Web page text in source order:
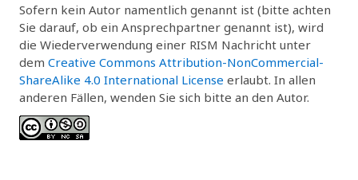
Sofern kein Autor namentlich genannt ist (bitte achten
Sie darauf, ob ein Ansprechpartner genannt ist), wird
die Wiederverwendung einer RISM Nachricht unter
dem Creative Commons Attribution-NonCommercial-
ShareAlike 4.0 International License erlaubt. In allen
anderen Fällen, wenden Sie sich bitte an den Autor.